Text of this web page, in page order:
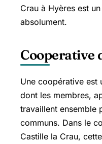
Crau à Hyères est
absolument.
Cooperative
Une coopérative est
dont les membres,
travaillent ensemble
communs. Dans le
Castille la Crau,